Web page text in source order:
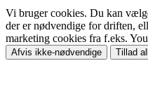
Vi bruger cookies. Du kan
der er nødvendige for driften,
marketing cookies fra f.eks.
Afvis ikke-nødvendige Tillad